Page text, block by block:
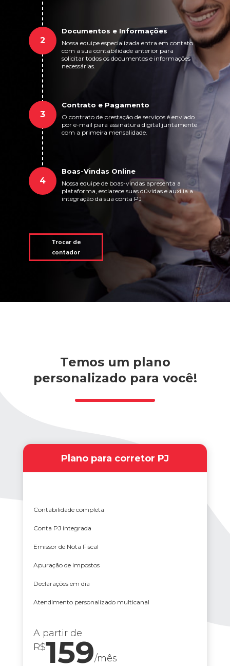
2
Documentos e Informações
Nossa equipe especializada entra em contato
com a sua contabilidade anterior para
solicitar todos os documentos e informações
necessárias.
3
Contrato e Pagamento
O contrato de prestação de serviços é enviado
por e-mail para assinatura digital juntamente
com a primeira mensalidade.
4
Boas-Vindas Online
Nossa equipe de boas-vindas apresenta a
plataforma, esclarece suas dúvidas e auxilia a
integração da sua conta PJ
Trocar de
contador
Temos um plano
personalizado para você!
Plano para corretor PJ
Contabilidade completa
Conta PJ integrada
Emissor de Nota Fiscal
Apuração de impostos
Declarações em dia
Atendimento personalizado multicanal
A partir de
R$159/mês